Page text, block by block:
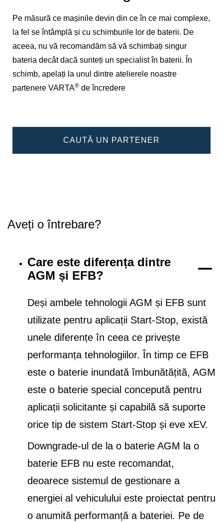
Pe măsură ce mașinile devin din ce în ce mai complexe,
la fel se întâmplă și cu schimburile lor de baterii. De
aceea, nu vă recomandăm să vă schimbați singur
bateria decât dacă sunteți un specialist în baterii. În
schimb, apelați la unul dintre atelierele noastre
partenere VARTA® de încredere
CAUTĂ UN PARTENER
Aveți o întrebare?
Care este diferența dintre
AGM și EFB?
Deși ambele tehnologii AGM și EFB sunt
utilizate pentru aplicații Start-Stop, există
unele diferențe în ceea ce privește
performanța tehnologiilor. În timp ce EFB
este o baterie inundată îmbunătățită, AGM
este o baterie special concepută pentru
aplicații solicitante și capabilă să suporte
orice tip de sistem Start-Stop și eve xEV.
Downgrade-ul de la o baterie AGM la o
baterie EFB nu este recomandat,
deoarece sistemul de gestionare a
energiei al vehiculului este proiectat pentru
o anumită performanță a bateriei. Pe de